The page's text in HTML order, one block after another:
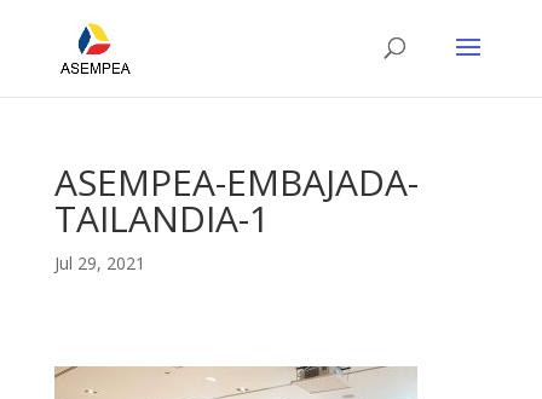
ASEMPEA-EMBAJADA-
TAILANDIA-1
Jul 29, 2021